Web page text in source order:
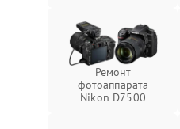
Ремонт
фотоаппарата
Nikon D7500